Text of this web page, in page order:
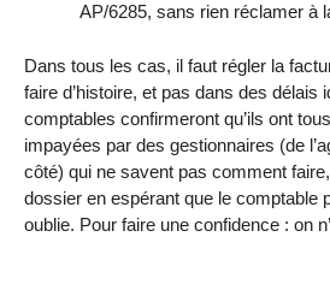
AP/6285, sans rien réclamer à
Dans tous les cas, il faut régler la
faire d’histoire, et pas dans des délais
comptables confirmeront qu’ils ont
impayées par des gestionnaires (de
côté) qui ne savent pas comment
dossier en espérant que le comptable
oublie. Pour faire une confidence : on